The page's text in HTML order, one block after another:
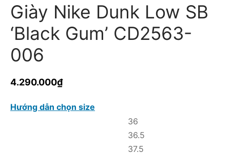
Giày Nike Dunk Low SB
‘Black Gum’ CD2563-
006
4.290.000₫
Hướng dẫn chọn size
36
36.5
37.5